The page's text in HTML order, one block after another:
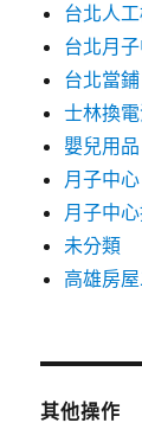
台北人
台北月
台北當鋪
士林換
嬰兒用品
月子中心
月子中
未分類
高雄房
其他操作